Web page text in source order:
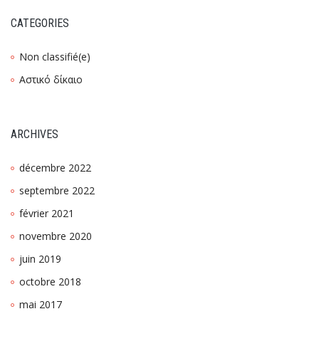
CATEGORIES
Non classifié(e)
Αστικό δίκαιο
ARCHIVES
décembre 2022
septembre 2022
février 2021
novembre 2020
juin 2019
octobre 2018
mai 2017